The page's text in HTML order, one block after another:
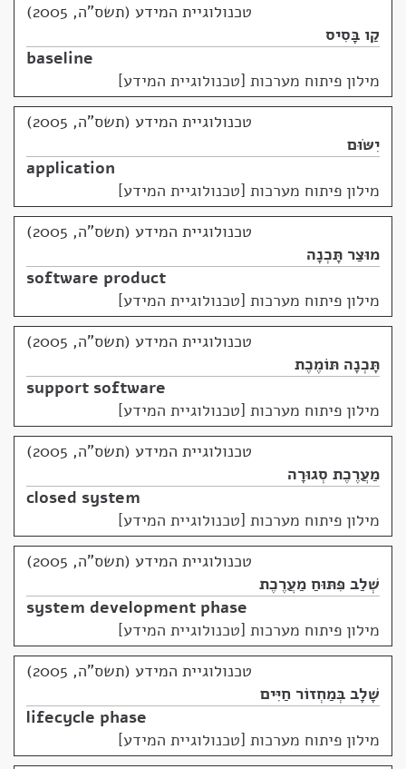
טכנולוגיית המידע (תשס"ה, 2005)
קַו בָּסִיס
baseline
מילון פיתוח מערכות [טכנולוגיית המידע]
טכנולוגיית המידע (תשס"ה, 2005)
יִשּׂוּם
application
מילון פיתוח מערכות [טכנולוגיית המידע]
טכנולוגיית המידע (תשס"ה, 2005)
מוּצַר תָּכְנָה
software product
מילון פיתוח מערכות [טכנולוגיית המידע]
טכנולוגיית המידע (תשס"ה, 2005)
תָּכְנָה תּוֹמֶכֶת
support software
מילון פיתוח מערכות [טכנולוגיית המידע]
טכנולוגיית המידע (תשס"ה, 2005)
מַעֲרֶכֶת סְגוּרָה
closed system
מילון פיתוח מערכות [טכנולוגיית המידע]
טכנולוגיית המידע (תשס"ה, 2005)
שְׁלַב פִּתּוּחַ מַעֲרֶכֶת
system development phase
מילון פיתוח מערכות [טכנולוגיית המידע]
טכנולוגיית המידע (תשס"ה, 2005)
שָׁלָב בְּמַחְזוֹר חַיִּים
lifecycle phase
מילון פיתוח מערכות [טכנולוגיית המידע]